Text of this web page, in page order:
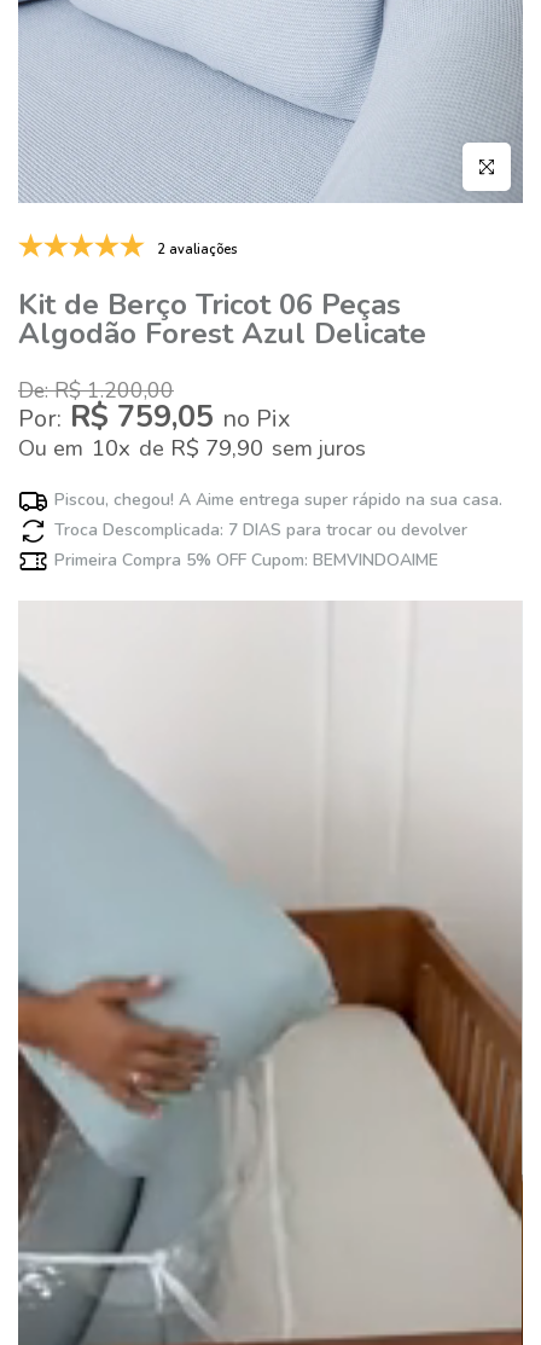
Clique
2 avaliações
Kit de Berço Tricot 06 Peças
Algodão Forest Azul Delicate
De: R$ 1.200,00
Por: R$ 759,05 no Pix
Ou em 10x de R$ 79,90 sem juros
Piscou, chegou! A Aime entrega super rápido na sua casa.
Troca Descomplicada: 7 DIAS para trocar ou devolver
Primeira Compra 5% OFF Cupom: BEMVINDOAIME